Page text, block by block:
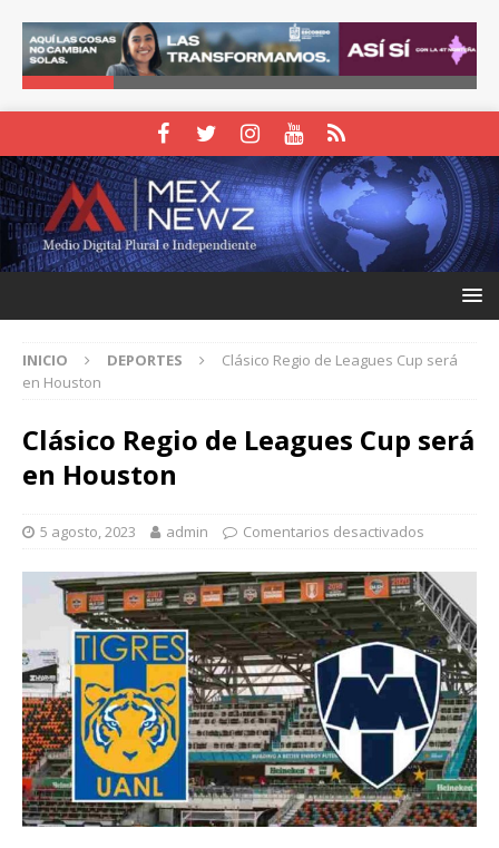
INICIO DEPORTES
Clásico Regio de Leagues Cup será
en Houston
Clásico Regio de Leagues Cup será
en Houston
5 agosto, 2023 admin Comentarios desactivados